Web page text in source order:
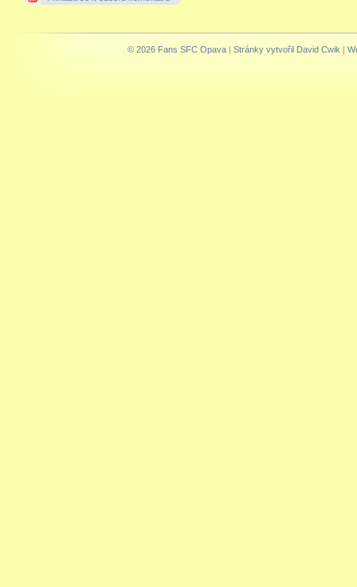
© 2026 Fans SFC Opava | Stránky vytvořil David Cwik |